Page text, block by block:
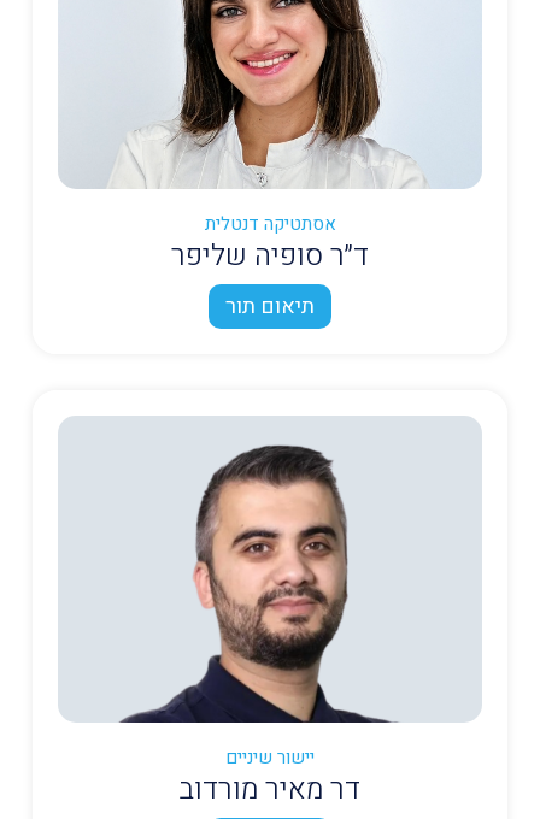
אסתטיקה דנטלית
ד״ר סופיה שליפר
תיאום תור
יישור שיניים
דר מאיר מורדוב